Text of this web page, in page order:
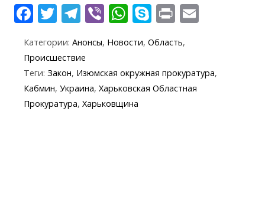
F
e
b
o
o
T
itt
er
T
e
gr
a
m
Vi
er
W
at
s
A
p
S
k
y
p
e
Pr
t
l
Категории: Анонсы, Новости, Область,
Происшествие
Теги: Закон, Изюмская окружная прокуратура,
Кабмин, Украина, Харьковская Областная
Прокуратура, Харьковщина